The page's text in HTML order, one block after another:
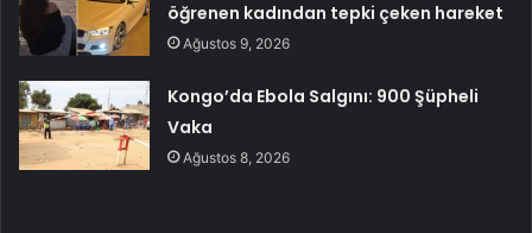
öğrenen kadından tepki çeken hareket
Ağustos 9, 2026
Kongo’da Ebola Salgını: 900 Şüpheli
Vaka
Ağustos 8, 2026